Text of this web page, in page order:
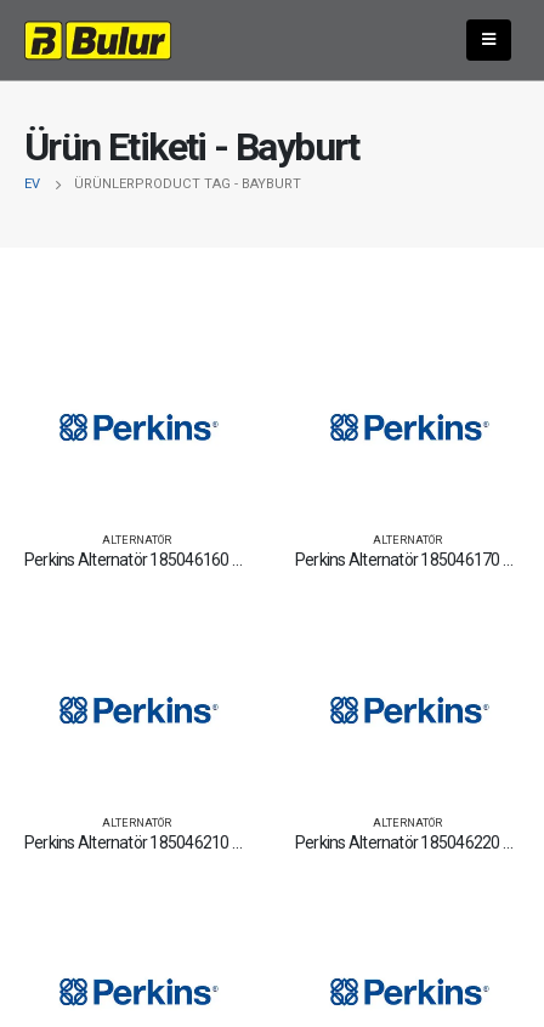
Ürün Etiketi - Bayburt
EV ÜRÜNLERPRODUCT TAG - BAYBURT
ALTERNATÖR ALTERNATÖR
ALTERNATÖR ALTERNATÖR